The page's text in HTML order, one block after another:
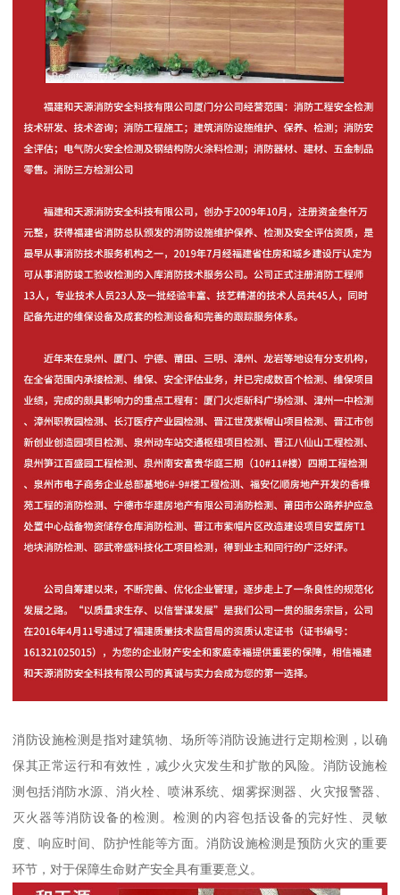
消防设施检测是指对建筑物、场所等消防设施进行定期检测，以确
保其正常运行和有效性，减少火灾发生和扩散的风险。消防设施检
测包括消防水源、消火栓、喷淋系统、烟雾探测器、火灾报警器、
灭火器等消防设备的检测。检测的内容包括设备的完好性、灵敏
度、响应时间、防护性能等方面。消防设施检测是预防火灾的重要
环节，对于保障生命财产安全具有重要意义。